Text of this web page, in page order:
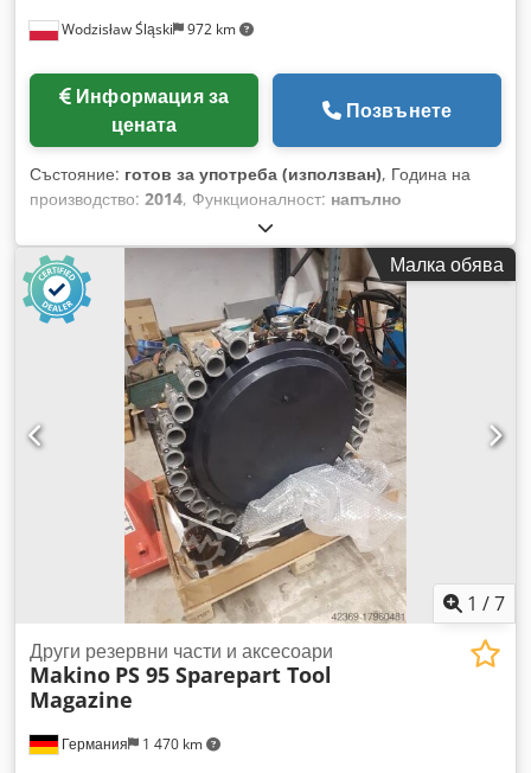
Wodzisław Śląski 972 km
Информация за
цената
Позвънете
Състояние: готов за употреба (използван), Година на
производство: 2014, Функционалност: напълно
, брой гнезда в магазинa за инструменти:
60, Оборудване:документация / ръководство,
транспортьор за стружки
, Технически спецификации: -
хоризонтално шпинделово вретено - шпинделово вретено
HSK-A63 - въртящ момент на шпинделовото вретено 240
Nm - 4-осова обработка - 60 инструмента с автоматична
смяна (ATC) - система за смяна на палети (2 палети) -
размер на палета 500x500 мм - охладителна система -
система за филтриране на охлаждащата течност на Knoll -
налягане на охлаждащата течност 50 бара през
шпинделовото вретено - система за управление Fanuc -
транспортьор за стружки - интерфейс за робот - линейни
измервателни системи (везни) - година на производство
2014 Dksdpfx Adezqyvwetsr
Малка обява
1 /7
Германия 1 470 km
Други резервни части и аксесоари
Makino PS 95 Sparepart Tool
Magazine